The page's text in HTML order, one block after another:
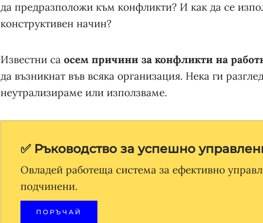
да предразположи към конфликти? И как да се
конструктивен начин?
Известни са осем причини за конфликти на
да възникнат във всяка организация. Нека ги
неутрализираме или използваме.
✅ Ръководство за успешно
Овладей работеща система за ефективно
подчинени.
ПОРЪЧАЙ